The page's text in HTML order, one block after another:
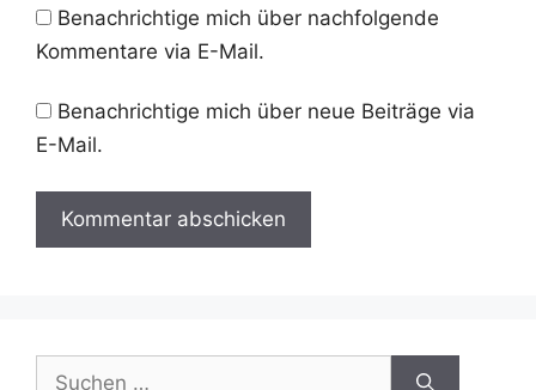
Benachrichtige mich über nachfolgende
Kommentare via E-Mail.
Benachrichtige mich über neue Beiträge via
E-Mail.